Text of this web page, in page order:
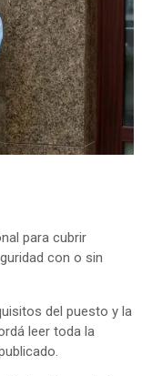
para cubrir
con o sin
del puesto y la
leer toda la